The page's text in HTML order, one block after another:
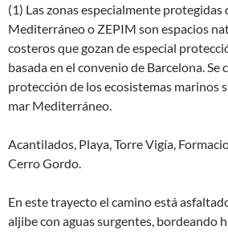
(1) Las zonas especialmente
Mediterráneo o ZEPIM son espacios
costeros que gozan de especial
basada en el convenio de Barcelona. Se
protección de los ecosistemas marinos
mar Mediterráneo.
Acantilados, Playa, Torre Vigía,
Cerro Gordo.
En este trayecto el camino está
aljibe con aguas surgentes, bordeando